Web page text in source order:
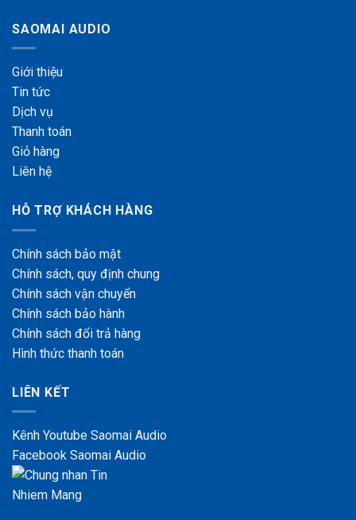
SAOMAI AUDIO
Giới thiệu
Tin tức
Dịch vụ
Thanh toán
Giỏ hàng
Liên hệ
HỖ TRỢ KHÁCH HÀNG
Chính sách bảo mật
Chính sách, quy định chung
Chính sách vận chuyển
Chính sách bảo hành
Chính sách đổi trả hàng
Hình thức thanh toán
LIÊN KẾT
Kênh Youtube Saomai Audio
Facebook Saomai Audio